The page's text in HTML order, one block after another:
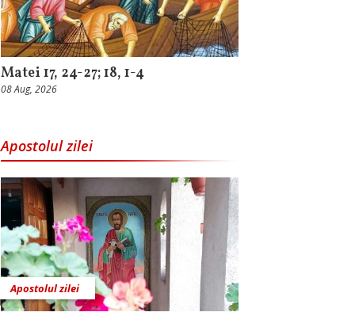
Matei 17, 24-27; 18, 1-4
08 Aug, 2026
Apostolul zilei
Apostolul zilei